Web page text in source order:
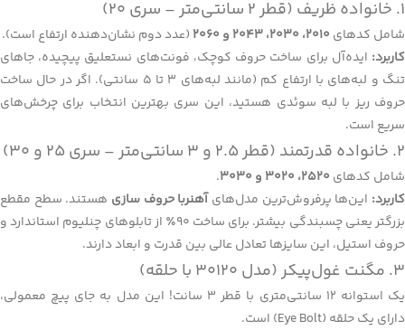
۱. خانواده ظریف (قطر ۲ سانتی‌متر – سری ۲۰)
شامل کدهای 2010، 2030، 2043 و 2060
(عدد دوم نشان‌دهنده ارتفاع است).
کاربرد: ایده‌آل برای ساخت حروف کوچک، فونت‌های نستعلیق پیچیده، جاهای
تنگ و لبه‌های با ارتفاع کم (مانند لبه‌های ۳ تا ۵ سانتی). اگر در حال ساخت
حروف ریز با لبه سوئدی هستید، این سری بهترین انتخاب برای چرخش‌های
سریع است.
۲. خانواده قدرتمند (قطر ۲.۵ و ۳ سانتی‌متر – سری ۲۵ و ۳۰)
شامل کدهای 2520، 3020 و 3030
.
کاربرد: این‌ها پرفروش‌ترین مدل‌هایآهنربا حروف سازی هستند. سطح مقطع
بزرگتر یعنی چسبندگی بیشتر. برای ساخت ۹۰٪ از تابلوهای چنلیوم استاندارد و
حروف استیل، این سایزها تعادل عالی بین قدرت و ابعاد دارند.
۳. مگنت غول‌پیکر (مدل 30120 با حلقه)
یک استوانه ۱۲ سانتی‌متری با قطر ۳ سانت! این مدل به جای پیچ معمولی،
دارای یک حلقه (Eye Bolt) است.